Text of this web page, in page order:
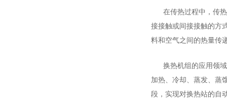
在传热过程中，传
接接触或间接接触的方
料和空气之间的热量传
换热机组的应用领
加热、冷却、蒸发、蒸
段，实现对换热站的自